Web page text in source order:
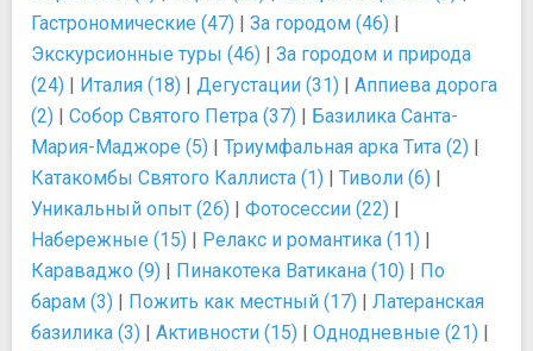
Гастрономические (47) | За городом (46) |
Экскурсионные туры (46) | За городом и природа
(24) | Италия (18) | Дегустации (31) | Аппиева дорога
(2) | Собор Святого Петра (37) | Базилика Санта-
Мария-Маджоре (5) | Триумфальная арка Тита (2) |
Катакомбы Святого Каллиста (1) | Тиволи (6) |
Уникальный опыт (26) | Фотосессии (22) |
Набережные (15) | Релакс и романтика (11) |
Караваджо (9) | Пинакотека Ватикана (10) | По
барам (3) | Пожить как местный (17) | Латеранская
базилика (3) | Активности (15) | Однодневные (21) |